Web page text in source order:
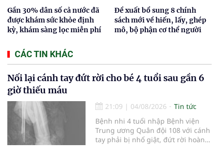
Gần 30% dân số cả nước đã
được khám sức khỏe định
kỳ, khám sàng lọc miễn phí
Đề xuất bổ sung 8 chính
sách mới về hiến, lấy, ghép
mô, bộ phận cơ thể người
CÁC TIN KHÁC
Nối lại cánh tay đứt rời cho bé 4 tuổi sau gần 6
giờ thiếu máu
21:09 | 04/08/2026
Tin tức
Bệnh nhi 4 tuổi nhập Bệnh viện
Trung ương Quân đội 108 với cánh
tay phải bị nhổ giật, đứt rời hoàn